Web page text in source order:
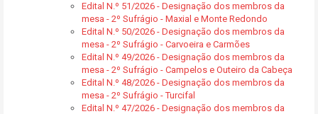
Edital N.º 51/2026 - Designação dos membros da
mesa - 2º Sufrágio - Maxial e Monte Redondo
Edital N.º 50/2026 - Designação dos membros da
mesa - 2º Sufrágio - Carvoeira e Carmões
Edital N.º 49/2026 - Designação dos membros da
mesa - 2º Sufrágio - Campelos e Outeiro da Cabeça
Edital N.º 48/2026 - Designação dos membros da
mesa - 2º Sufrágio - Turcifal
Edital N.º 47/2026 - Designação dos membros da